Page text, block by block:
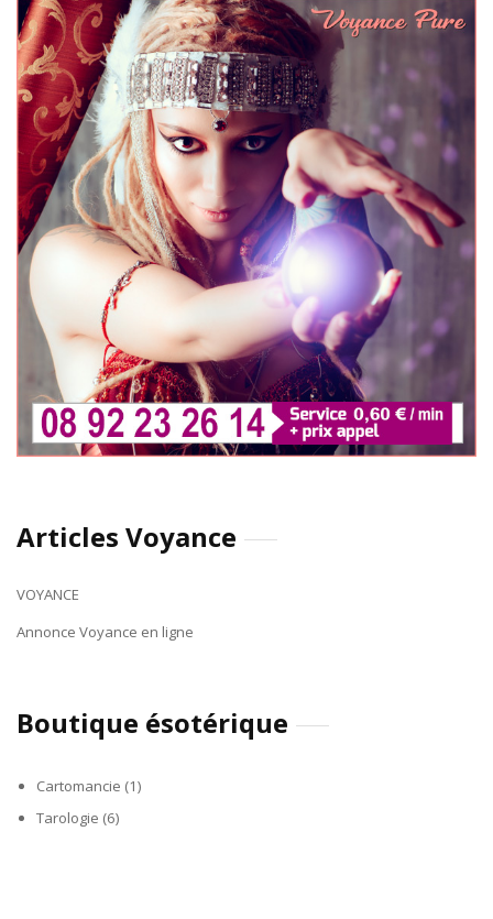
Articles Voyance
VOYANCE
Annonce Voyance en ligne
Boutique ésotérique
Cartomancie (1)
Tarologie (6)